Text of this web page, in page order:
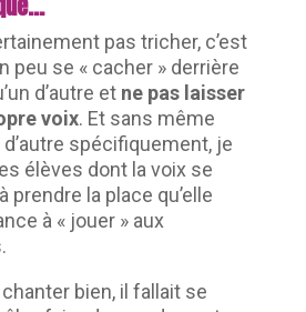
pas tricher, c’est
peu se « cacher » derrière
d’autre et ne pas laisser
voix. Et sans même
spécifiquement, je
élèves dont la voix se
prendre la place qu’elle
à « jouer » aux
bien, il fallait se